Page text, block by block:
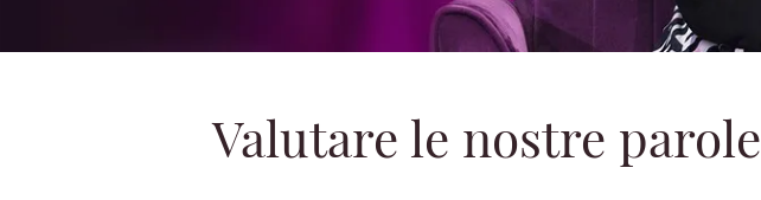
Valutare le nostre parole